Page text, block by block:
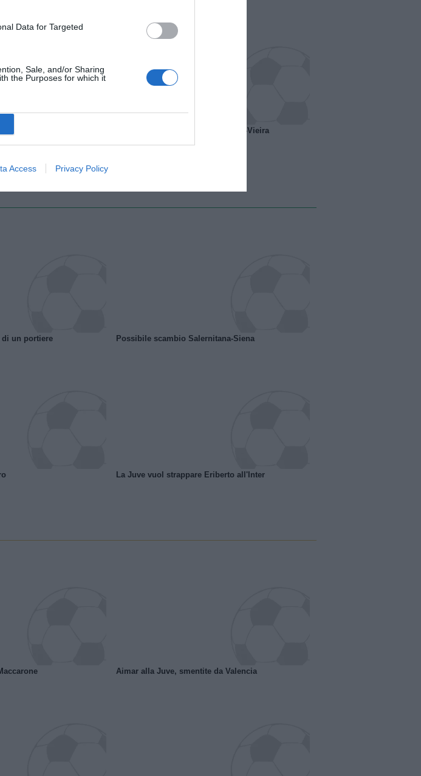
Data for Targeted
Sale, and/or Sharing
the Purposes for which it
Access Privacy Policy
A gennaio ipotesi scambio Davids-Vieira
un portiere Possibile scambio Salernitana-Siena
La Juve vuol strappare Eriberto all'Inter
Aimar alla Juve, smentite da Valencia